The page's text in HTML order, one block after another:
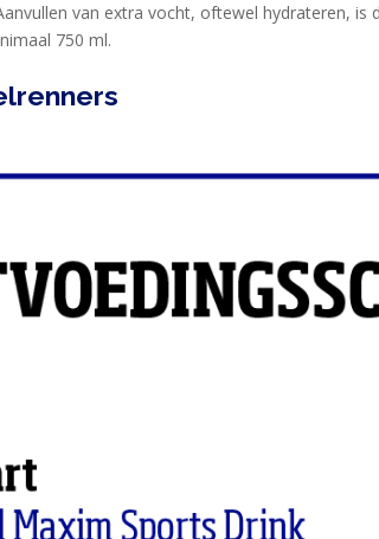
van extra vocht, oftewel hydrateren, is
750 ml.